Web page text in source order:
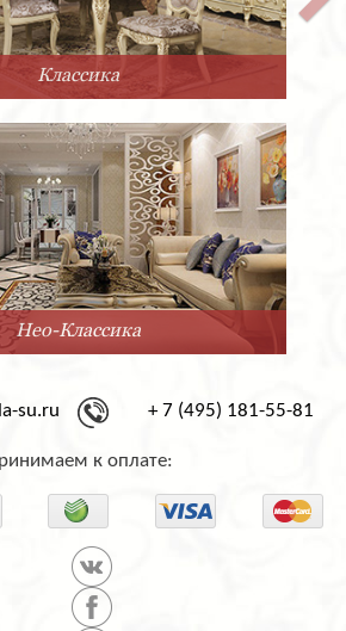
Классика
Нео-Классика
su.ru + 7 (495) 181-55-81
к оплате: